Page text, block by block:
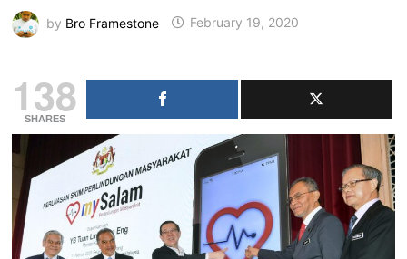
by Bro Framestone February 19, 2020
138
SHARES